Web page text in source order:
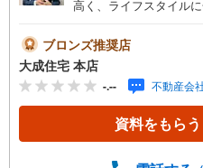
高く、ライフスタイル
進めたい』そんな方に
━…‥Design‥…━当物件
ただけますが、当社住
ランのご相談も可能で
た自由設計を基本に、
仕様を標準採用
ブロンズ推奨店
大成住宅 本店
-.-- 不動産会
資料をもらう